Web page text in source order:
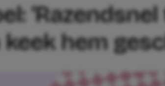
hem